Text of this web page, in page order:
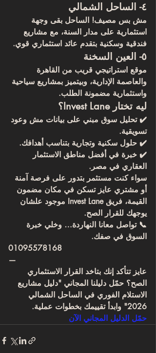
٤- الساحل الشمالي
مش بس مصيف! الساحل بقى وجهة
استثمارية على مدار السنة، مع مشاريع
فندقية وسكنية بتقدم عائد استثماري قوي.
٥- العين السخنة
موقع استراتيجي قريب من القاهرة
والعاصمة الإدارية، وبيتميز بمشاريع سياحية
واستثمارية مضمونة الطلب.
ليه تختار Invest Lane؟
✔️ تحليل سوق مبني على بيانات مش وعود
تسويقية.
✔️ حلول سكنية وتجارية بتناسب أهدافك.
✔️ خبرة في أفضل مناطق الاستثمار
العقاري في مصر.
سواء كنت مستثمر بتدور على فرصة آمنة
أو مشتري عايز تسكن في مكان مضمون
القيمة، فريق Invest Lane موجود علشان
يوجهك للقرار الصح.
📞 تواصل معانا النهاردة… وخلي خبرة
السوق في صفك.
01095578168
—
عايز تتأكد إنك بتاخد القرار الاستثماري
الصح؟ حمّل دليلنا المجاني "دليل مشاريع
الاستلام الفوري في الساحل الشمالي
2026" وابدأ تقييمك بخطوات عملية.
حمّل الدليل المجاني الآن